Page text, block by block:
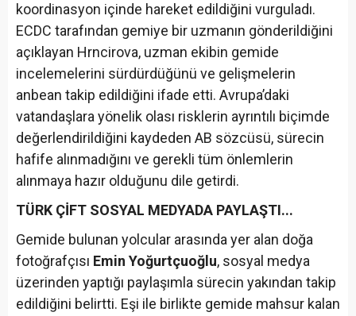
koordinasyon içinde hareket edildiğini vurguladı.
ECDC tarafından gemiye bir uzmanın gönderildiğini
açıklayan Hrncirova, uzman ekibin gemide
incelemelerini sürdürdüğünü ve gelişmelerin
anbean takip edildiğini ifade etti. Avrupa’daki
vatandaşlara yönelik olası risklerin ayrıntılı biçimde
değerlendirildiğini kaydeden AB sözcüsü, sürecin
hafife alınmadığını ve gerekli tüm önlemlerin
alınmaya hazır olduğunu dile getirdi.
TÜRK ÇİFT SOSYAL MEDYADA PAYLAŞTI...
Gemide bulunan yolcular arasında yer alan doğa
fotoğrafçısı Emin Yoğurtçuoğlu, sosyal medya
üzerinden yaptığı paylaşımla sürecin yakından takip
edildiğini belirtti. Eşi ile birlikte gemide mahsur kalan